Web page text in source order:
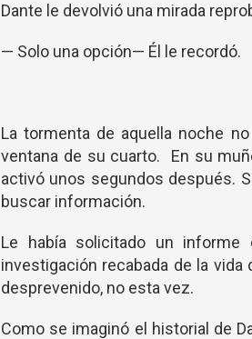
Dante le devolvió una mirada
— Solo una opción— Él le recordó.
La tormenta de aquella noche
ventana de su cuarto. En su
activó unos segundos después.
buscar información.
Le había solicitado un informe
investigación recabada de la
desprevenido, no esta vez.
Como se imaginó el historial de